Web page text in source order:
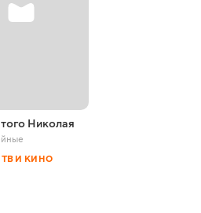
Николая
ТВ И КИНО